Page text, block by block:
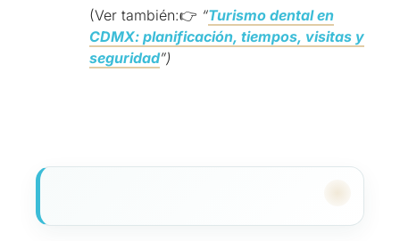
(Ver también:👉 “Turismo dental en
CDMX: planificación, tiempos, visitas y
seguridad”)